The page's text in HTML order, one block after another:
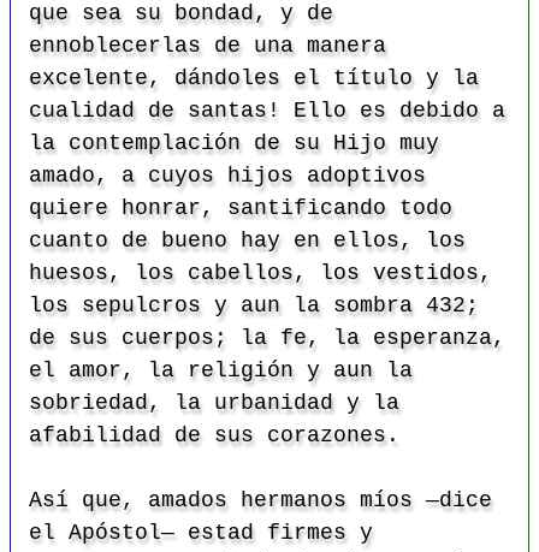
que sea su bondad, y de
ennoblecerlas de una manera
excelente, dándoles el título y la
cualidad de santas! Ello es debido a
la contemplación de su Hijo muy
amado, a cuyos hijos adoptivos
quiere honrar, santificando todo
cuanto de bueno hay en ellos, los
huesos, los cabellos, los vestidos,
los sepulcros y aun la sombra 432;
de sus cuerpos; la fe, la esperanza,
el amor, la religión y aun la
sobriedad, la urbanidad y la
afabilidad de sus corazones.
Así que, amados hermanos míos —dice
el Apóstol— estad firmes y